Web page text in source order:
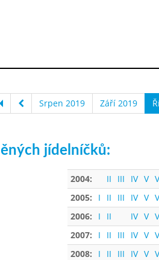
Srpen 2019 Září 2019
jídelníčků:
2004: II III IV V
2005:
I II III IV V
2006:
I II IV V
2007:
I II III IV V
2008:
I II III IV V